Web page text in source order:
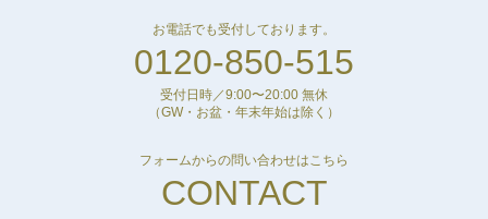
お電話でも受付しております。
0120-850-515
受付日時／9:00〜20:00 無休
（GW・お盆・年末年始は除く）
フォームからの問い合わせはこちら
CONTACT